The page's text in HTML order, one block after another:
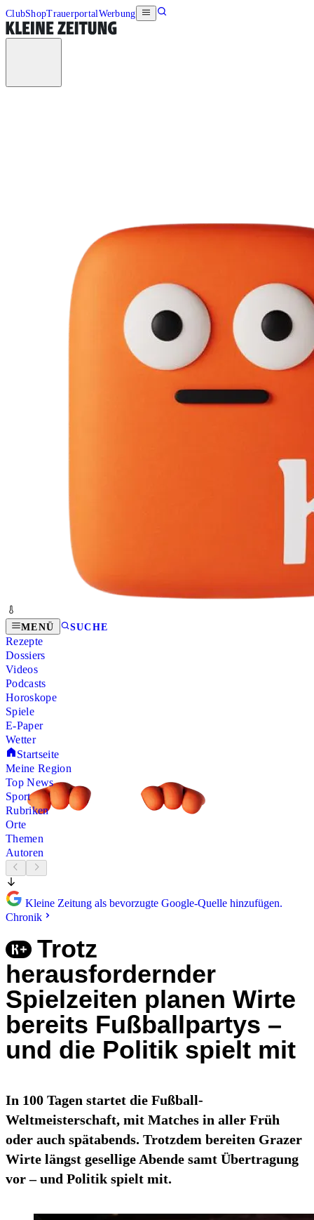
ClubShopTrauerportalWerbung
MENÜ SUCHE
Rezepte
Dossiers
Videos
Podcasts
Horoskope
Spiele
E-Paper
Wetter
Startseite
Meine Region
Top News
Sport
Rubriken
Orte
Themen
Autoren
Kleine Zeitung als bevorzugte Google-Quelle hinzufügen.
Chronik
Trotz
herausfordernder
Spielzeiten planen Wirte
bereits Fußballpartys –
und die Politik spielt mit
In 100 Tagen startet die Fußball-
Weltmeisterschaft, mit Matches in aller Früh
oder auch spätabends. Trotzdem bereiten Grazer
Wirte längst gesellige Abende samt Übertragung
vor – und Politik spielt mit.